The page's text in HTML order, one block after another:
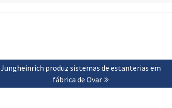
Next
Jungheinrich produz sistemas de estanterias em
fábrica de Ovar